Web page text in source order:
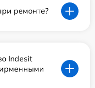
ремонте?
Indesit